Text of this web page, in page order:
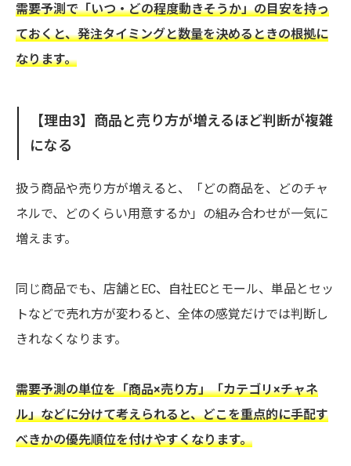
需要予測で「いつ・どの程度動きそうか」の目安を持っ
ておくと、発注タイミングと数量を決めるときの根拠に
なります。
【理由3】商品と売り方が増えるほど判断が複雑
になる
扱う商品や売り方が増えると、「どの商品を、どのチャ
ネルで、どのくらい用意するか」の組み合わせが一気に
増えます。
同じ商品でも、店舗とEC、自社ECとモール、単品とセッ
トなどで売れ方が変わると、全体の感覚だけでは判断し
きれなくなります。
需要予測の単位を「商品×売り方」「カテゴリ×チャネ
ル」などに分けて考えられると、どこを重点的に手配す
べきかの優先順位を付けやすくなります。